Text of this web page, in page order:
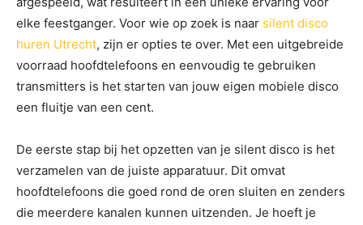
elke feestganger. Voor wie op zoek is naar silent disco
huren Utrecht, zijn er opties te over. Met een uitgebreide
voorraad hoofdtelefoons en eenvoudig te gebruiken
transmitters is het starten van jouw eigen mobiele disco
een fluitje van een cent.
De eerste stap bij het opzetten van je silent disco is het
verzamelen van de juiste apparatuur. Dit omvat
hoofdtelefoons die goed rond de oren sluiten en zenders
die meerdere kanalen kunnen uitzenden. Je hoeft je